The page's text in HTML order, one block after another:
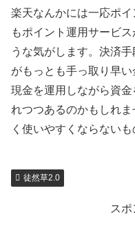
楽天なんかには一応ポ
もポイント運用サービ
うな気がします。決済
がもっとも手っ取り早
現金を運用しながら資
れつつあるのかもしれ
く使いやすくならないも
徒然草2.0
スポ